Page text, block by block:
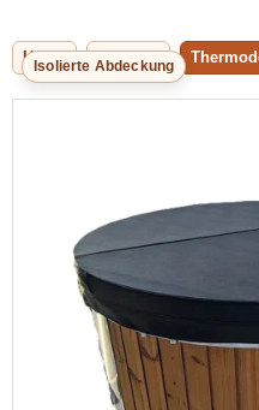
Home Zubehör
Isolierte Abdeckung